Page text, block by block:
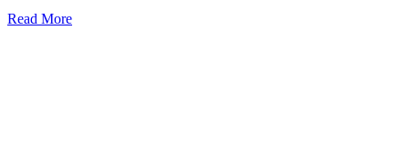
Read More